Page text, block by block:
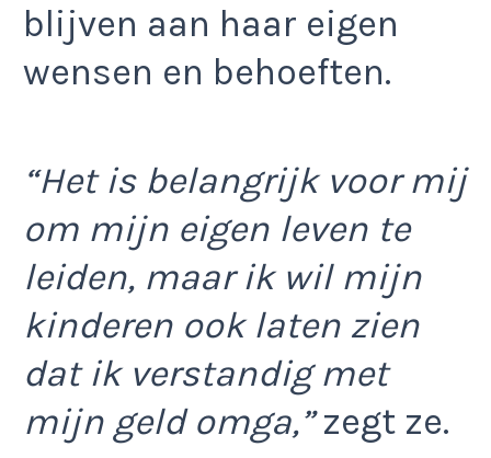
blijven aan haar eigen
wensen en behoeften.
“Het is belangrijk voor mij
om mijn eigen leven te
leiden, maar ik wil mijn
kinderen ook laten zien
dat ik verstandig met
mijn geld omga,”zegt ze.